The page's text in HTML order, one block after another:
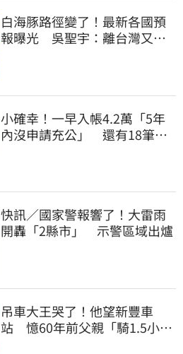
白海豚路徑變了！最新各國預
報曝光 吳聖宇：離台灣又更
小確幸！一早入帳4.2萬「5年
內沒申請充公」 還有18筆錢
快訊／國家警報響了！大雷雨
開轟「2縣市」 示警區域出爐
吊車大王哭了！他望新豐車
站 憶60年前父親「騎1.5小時